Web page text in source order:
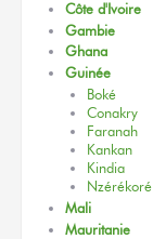
Côte d'Ivoire
Gambie
Ghana
Guinée
Boké
Conakry
Faranah
Kankan
Kindia
Nzérékoré
Mali
Mauritanie